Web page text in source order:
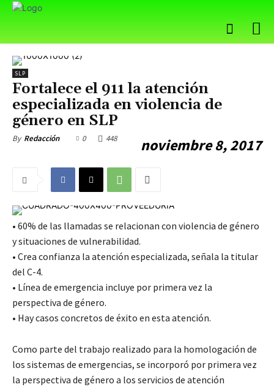
SLP
Fortalece el 911 la atención
especializada en violencia de
género en SLP
By Redacción noviembre 8, 2017
0 448
• 60% de las llamadas se relacionan con violencia de género
y situaciones de vulnerabilidad.
• Crea confianza la atención especializada, señala la titular
del C-4.
• Línea de emergencia incluye por primera vez la
perspectiva de género.
• Hay casos concretos de éxito en esta atención.
Como parte del trabajo realizado para la homologación de
los sistemas de emergencias, se incorporó por primera vez
la perspectiva de género a los servicios de atención